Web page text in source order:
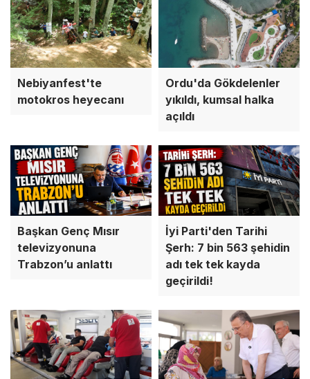
Nebiyanfest'te
motokros heyecanı
Ordu'da Gökdelenler
yıkıldı, kumsal halka
açıldı
Başkan Genç Mısır
televizyonuna
Trabzon’u anlattı
İyi Parti'den Tarihi
Şerh: 7 bin 563 şehidin
adı tek tek kayda
geçirildi!